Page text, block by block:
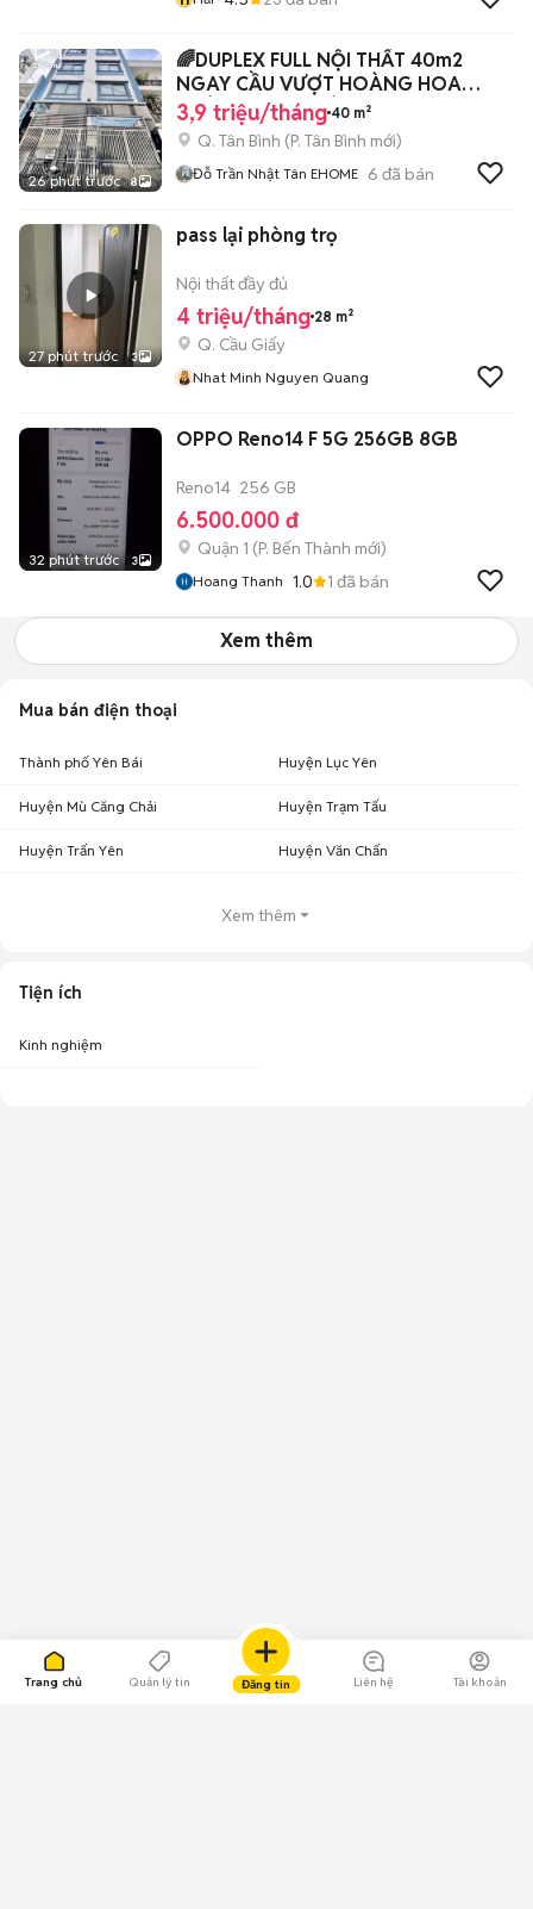
Trang chủ Quản lý tin Đăng tin Liên hệ Tài khoản
26 phút trước 8
🌈DUPLEX FULL NỘI THẤT 40m2
NGAY CẦU VƯỢT HOÀNG HOA
THÁM CỘNG HOÀ
3,9 triệu/tháng 40 m²
Q. Tân Bình (P. Tân Bình mới)
Đỗ Trần Nhật Tân EHOME 6 đã bán
27 phút trước 3
pass lại phòng trọ
Nội thất đầy đủ
4 triệu/tháng 28 m²
Q. Cầu Giấy
Nhat Minh Nguyen Quang
32 phút trước 3
OPPO Reno14 F 5G 256GB 8GB
Reno14 256 GB
6.500.000 đ
Quận 1 (P. Bến Thành mới)
Hoang Thanh 1.0 1 đã bán
Xem thêm
Mua bán điện thoại
Thành phố Yên Bái Huyện Lục Yên
Huyện Mù Căng Chải Huyện Trạm Tấu
Huyện Trấn Yên Huyện Văn Chấn
Xem thêm
Tiện ích
Kinh nghiệm